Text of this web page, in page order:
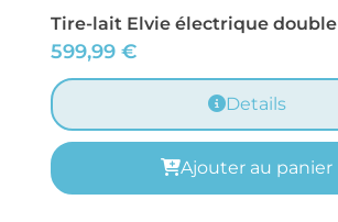
Tire-lait Elvie électrique double
599,99 €
Details
Ajouter au panier